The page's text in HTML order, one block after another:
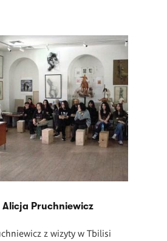
Pruchniewicz
z wizyty w Tbilisi